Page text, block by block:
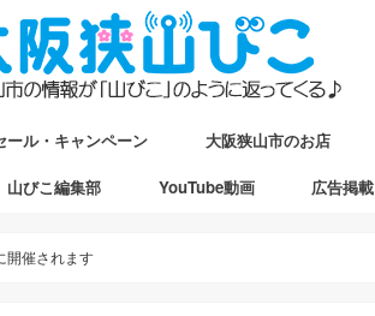
ール・キャンペーン 大阪狭山市のお店
山びこ編集部 YouTube動画 広告掲載
開催されます